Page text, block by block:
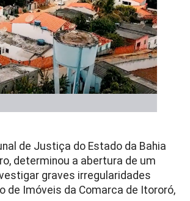
de Justiça do Estado da Bahia
determinou a abertura de um
graves irregularidades
de Imóveis da Comarca de Itororó,